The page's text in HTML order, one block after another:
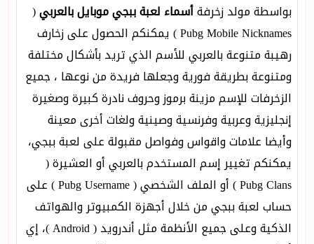
بواسطة مولد زخرفةأسماء لعبة ببجي موبايل بالعربي(
Pubg Mobile Nicknames ) يمكنكم الحصول على زخارف
رهيبة متنوعة بالعربي للأسم الذي تريد بأشكال مختلفة
ومتنوعة بطريقة فورية وجعلها فريدة من نوعها ، جميع
الزخرفات للإسم مزينة برموز وحروف نادرة كبيرة وصغيرة
إنجليزية وعربية وفرنسية وصينية ولغات أخرى معينة
وأيضا علامات واقواس وفواصل مقبولة على لعبة ببجي،
يمكنكم تغيير إسم المستخدم بالعربي أو العشيرة (
Pubg Clans ) أو الملف الشخصي ( Pubg Username ) على
حساب لعبة ببجي من خلال أجهزة الكمبيوتر والهواتف
الذكية وعلى جميع الأنظمة مثل أندرويد ( Android )، إي